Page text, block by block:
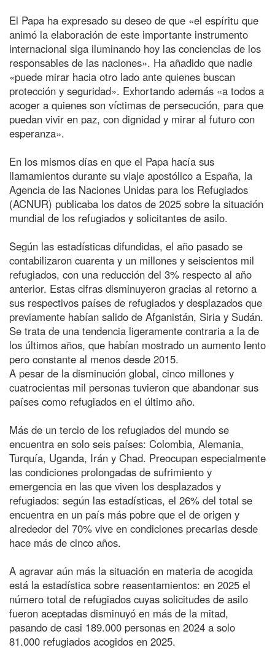
El Papa ha expresado su deseo de que «el espíritu que
animó la elaboración de este importante instrumento
internacional siga iluminando hoy las conciencias de los
responsables de las naciones». Ha añadido que nadie
«puede mirar hacia otro lado ante quienes buscan
protección y seguridad». Exhortando además «a todos a
acoger a quienes son víctimas de persecución, para que
puedan vivir en paz, con dignidad y mirar al futuro con
esperanza».
En los mismos días en que el Papa hacía sus
llamamientos durante su viaje apostólico a España, la
Agencia de las Naciones Unidas para los Refugiados
(ACNUR) publicaba los datos de 2025 sobre la situación
mundial de los refugiados y solicitantes de asilo.
Según las estadísticas difundidas, el año pasado se
contabilizaron cuarenta y un millones y seiscientos mil
refugiados, con una reducción del 3% respecto al año
anterior. Estas cifras disminuyeron gracias al retorno a
sus respectivos países de refugiados y desplazados que
previamente habían salido de Afganistán, Siria y Sudán.
Se trata de una tendencia ligeramente contraria a la de
los últimos años, que habían mostrado un aumento lento
pero constante al menos desde 2015.
A pesar de la disminución global, cinco millones y
cuatrocientas mil personas tuvieron que abandonar sus
países como refugiados en el último año.
Más de un tercio de los refugiados del mundo se
encuentra en solo seis países: Colombia, Alemania,
Turquía, Uganda, Irán y Chad. Preocupan especialmente
las condiciones prolongadas de sufrimiento y
emergencia en las que viven los desplazados y
refugiados: según las estadísticas, el 26% del total se
encuentra en un país más pobre que el de origen y
alrededor del 70% vive en condiciones precarias desde
hace más de cinco años.
A agravar aún más la situación en materia de acogida
está la estadística sobre reasentamientos: en 2025 el
número total de refugiados cuyas solicitudes de asilo
fueron aceptadas disminuyó en más de la mitad,
pasando de casi 189.000 personas en 2024 a solo
81.000 refugiados acogidos en 2025.